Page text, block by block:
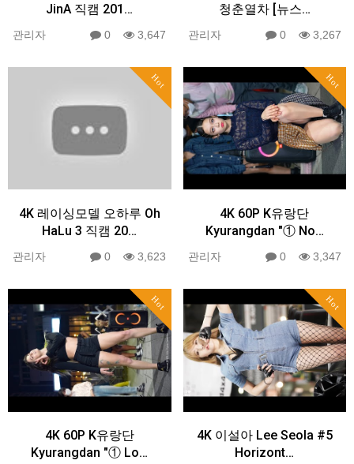
JinA 직캠 201…
관리자 0 3,647
청춘열차 [뉴스…
관리자 0 3,267
Hot
4K 레이싱모델 오하루 Oh
HaLu 3 직캠 20…
관리자 0 3,623
Hot
4K 60P K유랑단
Kyurangdan "① No…
관리자 0 3,347
Hot
4K 60P K유랑단
Kyurangdan "① Lo…
Hot
4K 이설아 Lee Seola #5
Horizont…